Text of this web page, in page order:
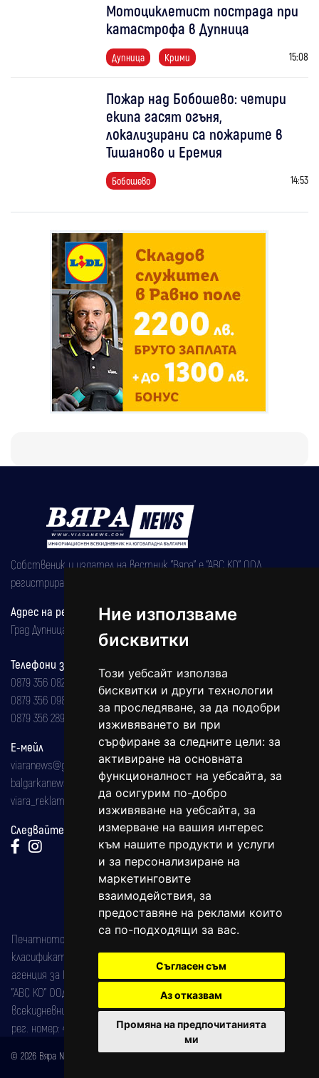
Ние използваме
бисквитки
Този уебсайт използва
бисквитки и други технологии
за проследяване, за да подобри
изживяването ви при
сърфиране за следните цели: за
активиране на основната
функционалност на уебсайта, за
да осигурим по-добро
изживяване на уебсайта, за
измерване на вашия интерес
към нашите продукти и услуги
и за персонализиране на
маркетинговите
взаимодействия, за
предоставяне на реклами които
са по-подходящи за вас.
Съгласен съм
Аз отказвам
Промяна на предпочитанията
ми
Мотоциклетист пострада при
катастрофа в Дупница
Дупница Крими 15:08
Пожар над Бобошево: четири
екипа гасят огъня,
локализирани са пожарите в
Тишаново и Еремия
Бобошево 14:53
Собственик и издател на вестник "Вяра" е "АВС КО" ООД,
регистрирана на 08.05.2002 година.
Адрес на редакцията
Град Дупница, ул.''Христо Ботев" 43
Телефони за реклама и абонаменти
0879 356 082
0879 356 098
0879 356 289
Е-мейл
viaranews@gmail.com
balgarkanews@gmail.com
viara_reklama@mail.bg
Следвайте ни:
Печатното издание на вестника е регистрирано в националния
класификатор на печатните издания (Българска национална
агенция за ISSN) под номер: ISSN 1312-4722.
"АВС КО" ООД е притежател на марката: Вяра информационен
всекидневник на югозападна България, със свидетелство за марка
рег. номер: 47857/11.05.2004 година.
© 2026 Вяра News Всички права запазени!